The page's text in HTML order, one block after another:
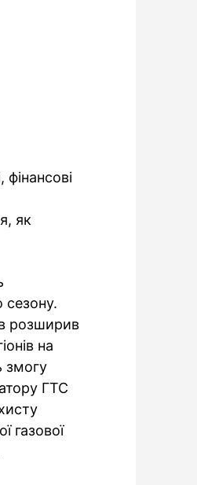
як
сезону.
розширив
на
змогу
ГТС
газової